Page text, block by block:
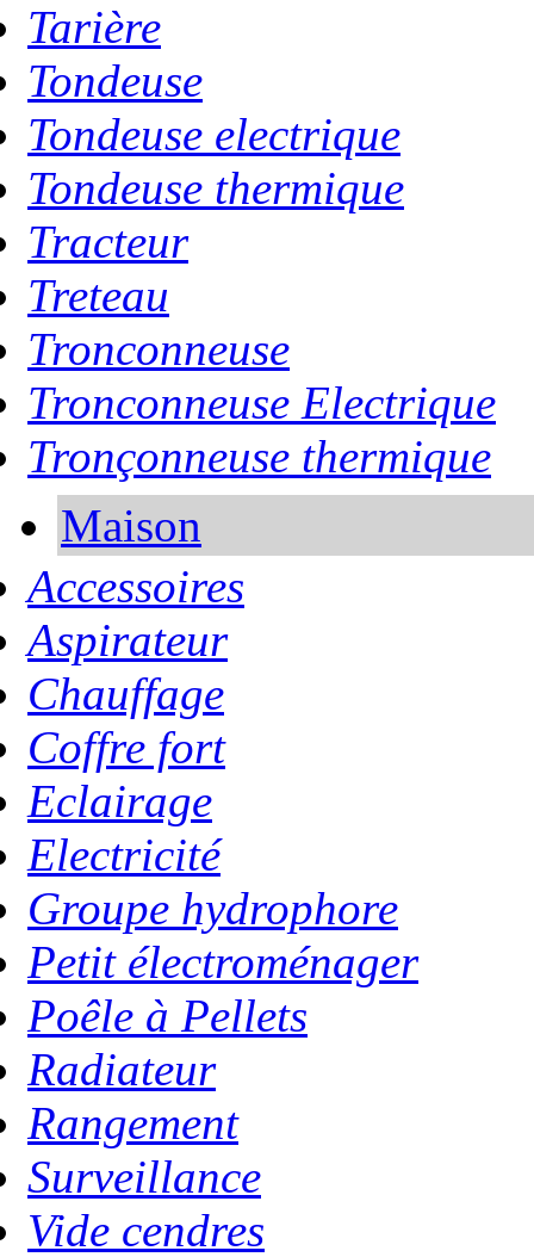
Tarière
Tondeuse
Tondeuse electrique
Tondeuse thermique
Tracteur
Treteau
Tronconneuse
Tronconneuse Electrique
Tronçonneuse thermique
Maison
Accessoires
Aspirateur
Chauffage
Coffre fort
Eclairage
Electricité
Groupe hydrophore
Petit électroménager
Poêle à Pellets
Radiateur
Rangement
Surveillance
Vide cendres